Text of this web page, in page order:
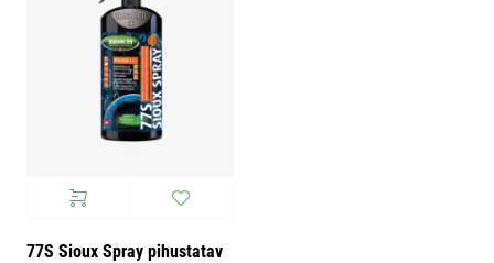
77S Sioux Spray pihustatav